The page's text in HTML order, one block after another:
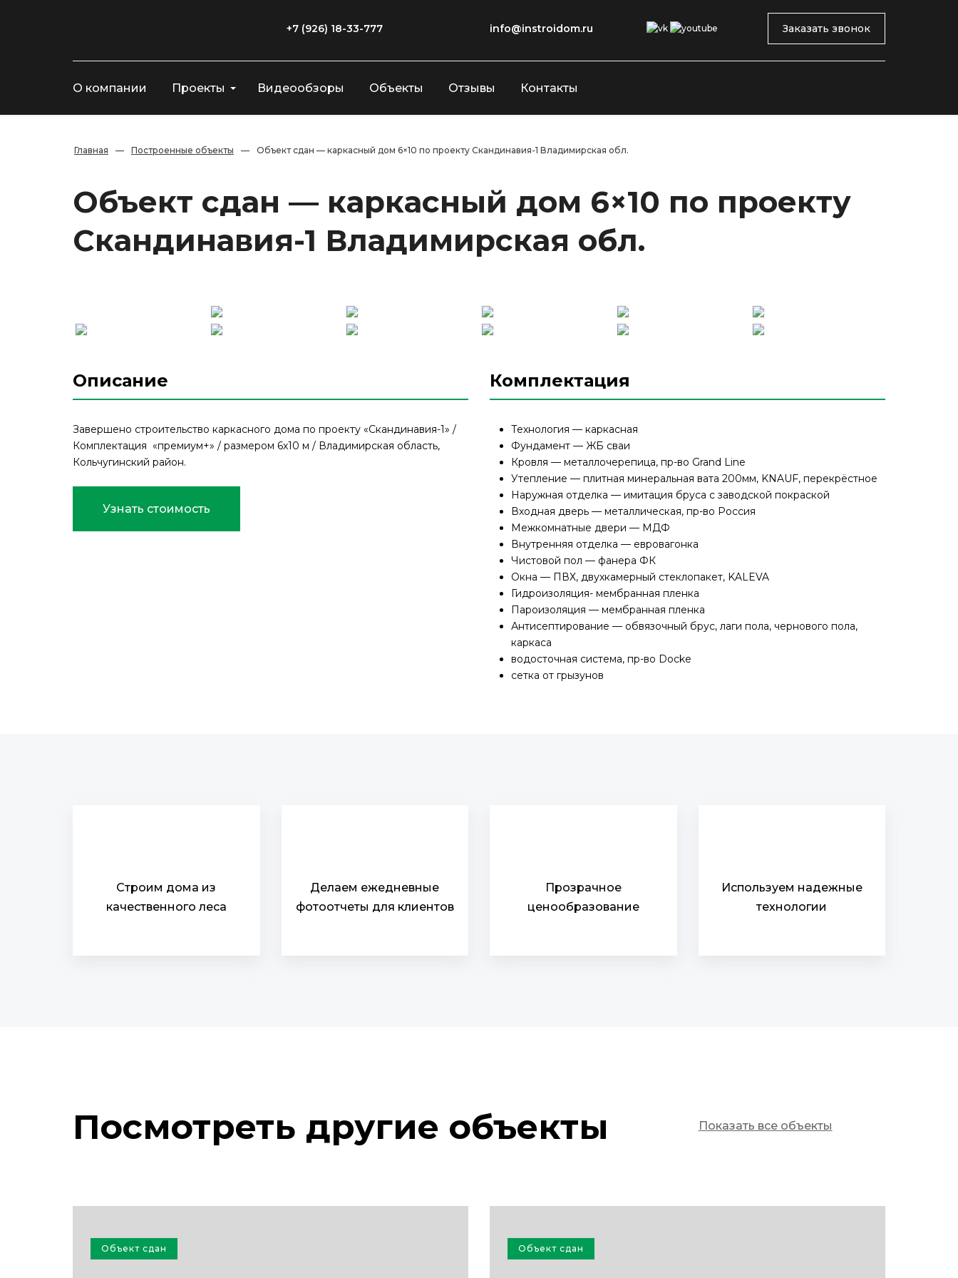
+7 (926) 18-33-777 info@instroidom.ru Заказать звонок
О компании Проекты Видеообзоры Объекты Отзывы Контакты
Главная — Построенные объекты — Объект сдан — каркасный дом 6×10 по проекту Скандинавия-1 Владимирская обл.
Объект сдан — каркасный дом 6×10 по проекту
Скандинавия-1 Владимирская обл.
Описание
Завершено строительство каркасного дома по проекту «Скандинавия-1» /
Комплектация «премиум+» / размером 6х10 м / Владимирская область,
Кольчугинский район.
Узнать стоимость
Комплектация
Технология — каркасная
Фундамент — ЖБ сваи
Кровля — металлочерепица, пр-во Grand Line
Утепление — плитная минеральная вата 200мм, KNAUF, перекрёстное
Наружная отделка — имитация бруса с заводской покраской
Входная дверь — металлическая, пр-во Россия
Межкомнатные двери — МДФ
Внутренняя отделка — евровагонка
Чистовой пол — фанера ФК
Окна — ПВХ, двухкамерный стеклопакет, KALEVA
Гидроизоляция- мембранная пленка
Пароизоляция — мембранная пленка
Антисептирование — обвязочный брус, лаги пола, чернового пола,
каркаса
водосточная система, пр-во Docke
сетка от грызунов
Строим дома из
качественного леса
Делаем ежедневные
фотоотчеты для клиентов
Прозрачное
ценообразование
Используем надежные
технологии
Посмотреть другие объекты Показать все объекты
Объект сдан Объект сдан